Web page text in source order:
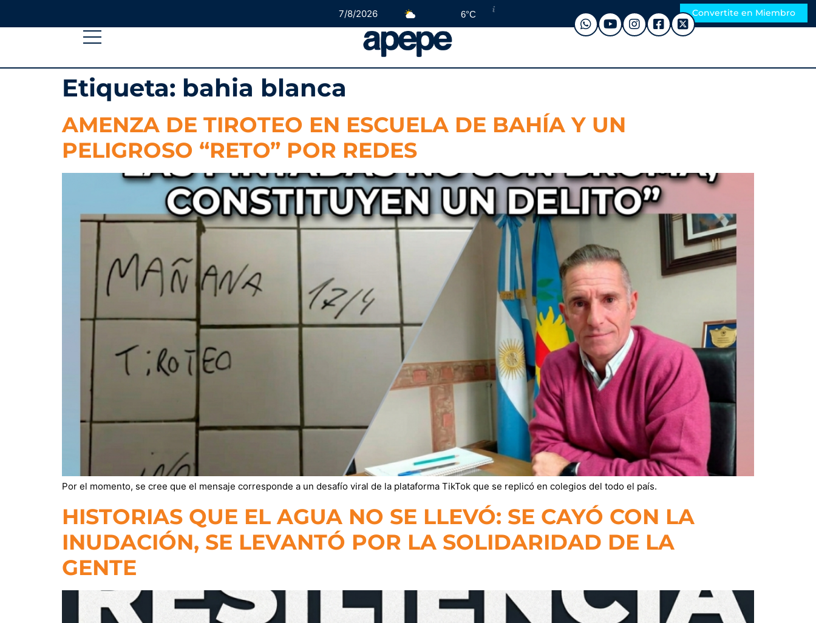
7/8/2026 6°C Convertite en Miembro
Etiqueta: bahia blanca
AMENZA DE TIROTEO EN ESCUELA DE BAHÍA Y UN
PELIGROSO “RETO” POR REDES
Por el momento, se cree que el mensaje corresponde a un desafío viral de la plataforma TikTok que se replicó en colegios del todo el país.
HISTORIAS QUE EL AGUA NO SE LLEVÓ: SE CAYÓ CON LA
INUDACIÓN, SE LEVANTÓ POR LA SOLIDARIDAD DE LA
GENTE